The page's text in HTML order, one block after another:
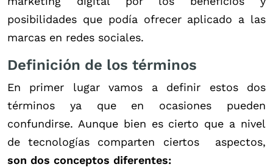
posibilidades que podía ofrecer aplicado a las
marcas en redes sociales.
Definición de los términos
En primer lugar vamos a definir estos dos
términos ya que en ocasiones pueden
confundirse. Aunque bien es cierto que a nivel
de tecnologías comparten ciertos aspectos,
son dos conceptos diferentes: